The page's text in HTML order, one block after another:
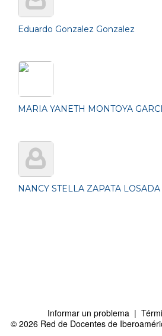
Eduardo Gonzalez Gonzalez
MARIA YANETH MONTOYA
NANCY STELLA ZAPATA LOSADA
Informar un problema|
© 2026 Red de Docentes de